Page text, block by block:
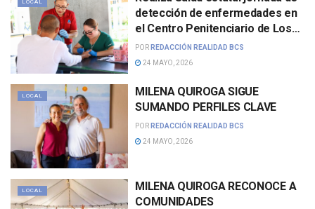
LOCAL
detección de enfermedades en
el Centro Penitenciario de Los
Cabos
POR REDACCIÓN REALIDAD BCS
24 MAYO, 2026
LOCAL
MILENA QUIROGA SIGUE
SUMANDO PERFILES CLAVE
POR REDACCIÓN REALIDAD BCS
24 MAYO, 2026
LOCAL
MILENA QUIROGA RECONOCE A
COMUNIDADES